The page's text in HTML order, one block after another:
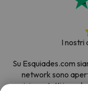
I nostri
Su Esquiades.com
network sono
opinione, tutti i